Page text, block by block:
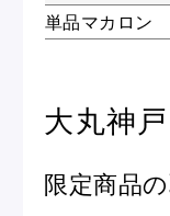
単品マカロン
大丸神戸
限定商品